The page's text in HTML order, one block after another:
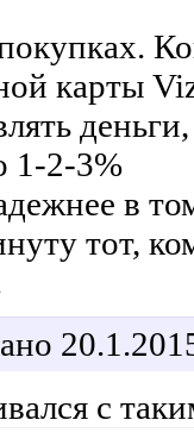
карты
1-2-3%
в
тот,
с